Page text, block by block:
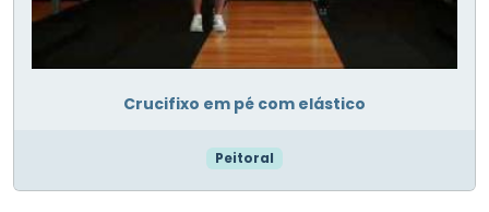
Crucifixo em pé com elástico
Peitoral